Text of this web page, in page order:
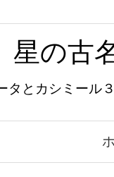
星の古
タとカシミール